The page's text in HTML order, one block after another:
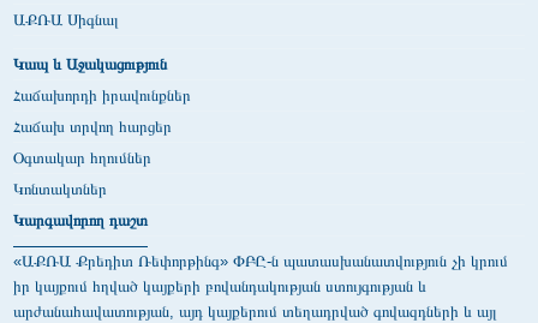
ԱՔՌԱ Սիգնալ
Կապ և Աջակացություն
Հաճախորդի իրավունքներ
Հաճախ տրվող հարցեր
Օգտակար հղումներ
Կոնտակտներ
Կարգավորող դաշտ
«ԱՔՌԱ Քրեդիտ Ռեփորթինգ» ՓԲԸ-ն պատասխանատվություն չի կրում
իր կայքում հղված կայքերի բովանդակության ստույգության և
արժանահավատության, այդ կայքերում տեղադրված գովազդների և այլ